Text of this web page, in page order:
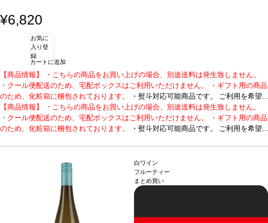
¥6,820
お気に
入り登
録
カートに追加
【商品情報】 ・こちらの商品をお買い上げの場合、別途送料は発生致しません。
・クール便配送のため、宅配ボックスはご利用いただけません。 ・ギフト用の商品
のため、化粧箱に梱包されております。
・熨斗対応可能商品です。 ご利用を希望
される場合、ご注文時コメント欄に熨斗をご希望の旨と「結び・上部表書き内容・
下部のお名入れ内容」の3つをご入力ください。無地熨斗の場合は、結びをご指定
のうえ「無地熨斗」とご記載ください。 ※熨斗をご希望の場合、作成作業のため最
ください。 ・下記ワインが1本含まれています。柑橘系のフレーバーが広がる、す
っきりとしたテイスト。
メナージュ・ア・トロワ サブライム ソーヴィニヨン・ブ
テイスティング・パネル 90ポイント！
鮮やかに輝く色調。太陽の輝きをピュアに放ち、クラシックなソーヴィニヨン・ブ
ランを爽やかに表現し、白桃とピリッとしたグレープフルーツの繊細な芳香を伴
う。口に含むと、ジューシーな青リンゴがエキゾチックなコブミカン、レモングラ
【商品情報】 ・こちらの商品をお買い上げの場合、別途送料は発生致しません。
・クール便配送のため、宅配ボックスはご利用いただけません。 ・ギフト用の商品
のため、化粧箱に梱包されております。
・熨斗対応可能商品です。 ご利用を希望
のうえ「無地熨斗」とご記載ください。 ※熨斗をご希望の場合、作成作業のため最
短日出荷はお承り致しかねます。 必ず最短日から+1日後より配送指定日をご選択
ください。 もし最短日を選択された場合は、指定日翌日の配送となります。ご了承
ください。 ・下記ワインが1本含まれています。
っきりとしたテイスト。
受賞歴テイスティング・パネル 90ポイント！
白ワイン
フルーティー
まとめ買い